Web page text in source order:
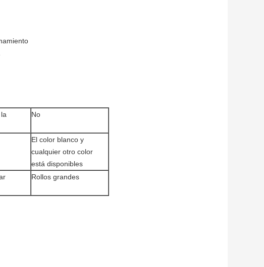
No
El color blanco y
cualquier otro color
está disponibles
Rollos grandes